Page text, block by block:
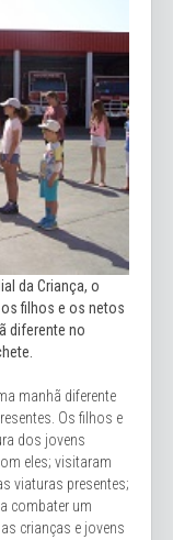
da Criança, o
filhos e os netos
diferente no
manhã diferente
Os filhos e
dos jovens
eles; visitaram
viaturas presentes;
combater um
crianças e jovens